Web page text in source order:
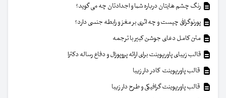
رنگ چشم هایتان درباره شما و اجدادتان چه می گوید؟
پورنوگرافی چیست و چه اثری بر مغز و رابطه جنسی دارد؟
متن کامل دعای جوشن کبیر با ترجمه
قالب زیبای پاورپوینت برای ارائه پروپوزال و دفاع رساله دکترا
قالب پاورپوینت کادر دار زیبا
قالب پاورپوینت گرافیکی و طرح دار زیبا